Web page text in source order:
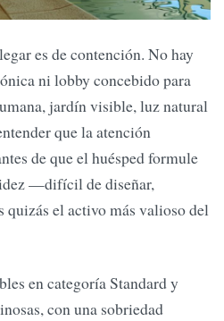
es de contención. No hay
ni lobby concebido para
jardín visible, luz natural
que la atención
de que el huésped formule
—difícil de diseñar,
el activo más valioso del
en categoría Standard y
con una sobriedad